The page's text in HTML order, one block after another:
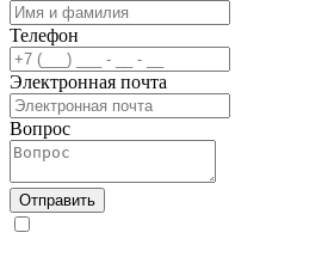
Телефон
Электронная почта
Вопрос
Отправить